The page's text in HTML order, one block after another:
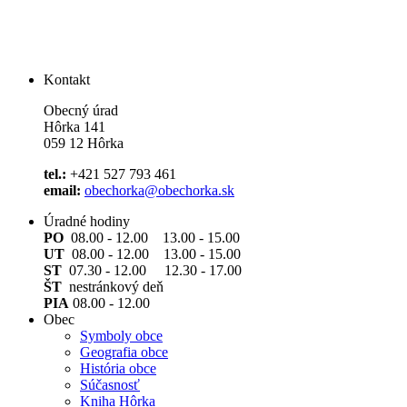
Kontakt
Obecný úrad
Hôrka 141
059 12 Hôrka
tel.: +421 527 793 461
email: obechorka@obechorka.sk
Úradné hodiny
PO 08.00 - 12.00 13.00 - 15.00
UT 08.00 - 12.00 13.00 - 15.00
ST 07.30 - 12.00 12.30 - 17.00
ŠT nestránkový deň
PIA 08.00 - 12.00
Obec
Symboly obce
Geografia obce
História obce
Súčasnosť
Kniha Hôrka